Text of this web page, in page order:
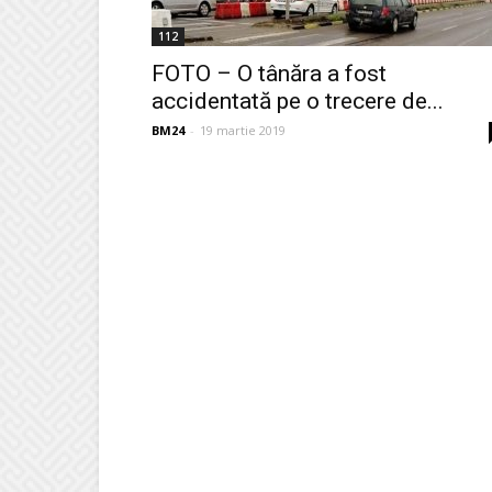
112
FOTO – O tânăra a fost
accidentată pe o trecere de...
BM24 - 19 martie 2019